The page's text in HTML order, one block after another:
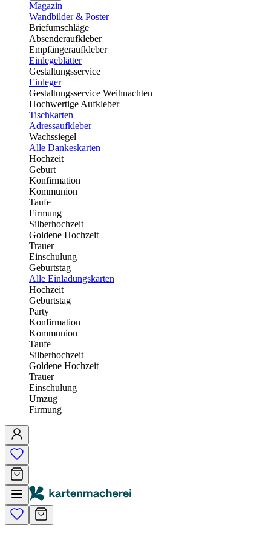
Magazin
Wandbilder & Poster
Briefumschläge
Absenderaufkleber
Empfängeraufkleber
Einlegeblätter
Gestaltungsservice
Einleger
Gestaltungsservice Weihnachten
Hochwertige Aufkleber
Tischkarten
Adressaufkleber
Wachssiegel
Alle Dankeskarten
Hochzeit
Geburt
Konfirmation
Kommunion
Taufe
Firmung
Silberhochzeit
Goldene Hochzeit
Trauer
Einschulung
Geburtstag
Alle Einladungskarten
Hochzeit
Geburtstag
Party
Konfirmation
Kommunion
Taufe
Silberhochzeit
Goldene Hochzeit
Trauer
Einschulung
Umzug
Firmung